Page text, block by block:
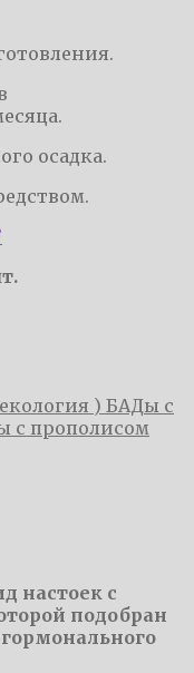
осадка.
) БАДы с
с прополисом
настоек с
подобран